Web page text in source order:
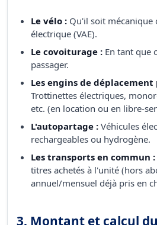
Le vélo : Qu'il soit mécanique
électrique (VAE).
Le covoiturage : En tant que
passager.
Les engins de déplacement
Trottinettes électriques,
etc. (en location ou en libre-
L'autopartage : Véhicules
rechargeables ou hydrogène.
Les transports en commun :
titres achetés à l'unité (hors
annuel/mensuel déjà pris en
3. Montant et calcul